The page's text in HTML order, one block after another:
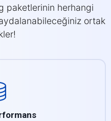
paketlerinin herhangi
ortak